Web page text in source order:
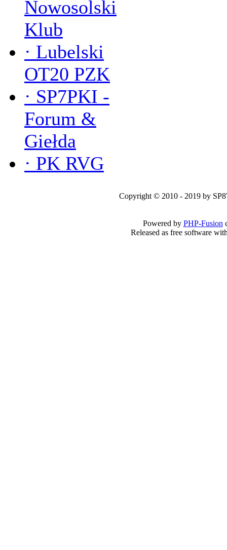
Nowosolski
Klub
· Lubelski
OT20 PZK
· SP7PKI -
Forum &
Giełda
· PK RVG
Copyright © 2010 - 2019 by
Powered by PHP-Fusion
Released as free software